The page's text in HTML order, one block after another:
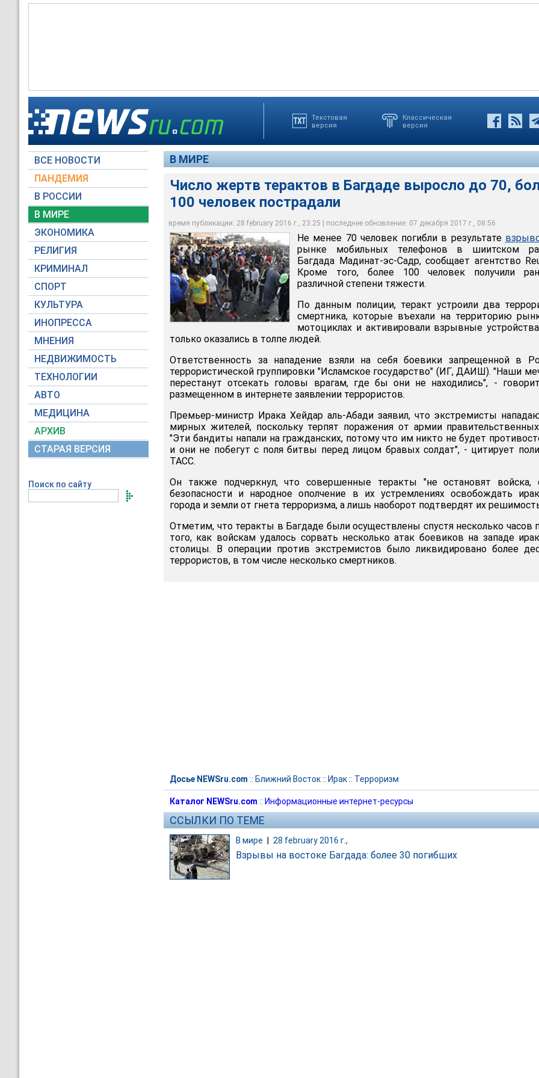
Текстовая
версия
Классическая
версия
ВСЕ НОВОСТИ
ПАНДЕМИЯ
В РОССИИ
В МИРЕ
ЭКОНОМИКА
РЕЛИГИЯ
КРИМИНАЛ
СПОРТ
КУЛЬТУРА
ИНОПРЕССА
МНЕНИЯ
НЕДВИЖИМОСТЬ
ТЕХНОЛОГИИ
АВТО
МЕДИЦИНА
АРХИВ
СТАРАЯ ВЕРСИЯ
Поиск по сайту
В МИРЕ
Число жертв терактов в Багдаде выросло до 70,
100 человек пострадали
время публикации: 28 february 2016 г., 23:25 | последнее обновление: 07 декабря 2017 г., 08:56
Число жертв терактов в Багдаде выросло до 70, более 100 человек пострадали
Reuters
Не менее 70 человек погибли в результате
рынке мобильных телефонов в шиитском
Багдада Мадинат-эс-Садр, сообщает агентство
Кроме того, более 100 человек получили
различной степени тяжести.
По данным полиции, теракт устроили два
смертника, которые въехали на территорию
мотоциклах и активировали взрывные
только оказались в толпе людей.
Ответственность за нападение взяли на себя боевики запрещенной в
террористической группировки "Исламское государство" (ИГ, ДАИШ). "Наши
перестанут отсекать головы врагам, где бы они не находились", -
размещенном в интернете заявлении террористов.
Премьер-министр Ирака Хейдар аль-Абади заявил, что экстремисты
мирных жителей, поскольку терпят поражения от армии
"Эти бандиты напали на гражданских, потому что им никто не будет
и они не побегут с поля битвы перед лицом бравых солдат", - цитирует
ТАСС.
Он также подчеркнул, что совершенные теракты "не остановят войска,
безопасности и народное ополчение в их устремлениях освобождать
города и земли от гнета терроризма, а лишь наоборот подтвердят их
Отметим, что теракты в Багдаде были осуществлены спустя несколько часов
того, как войскам удалось сорвать несколько атак боевиков на западе
столицы. В операции против экстремистов было ликвидировано более
террористов, в том числе несколько смертников.
Досье NEWSru.com :: Ближний Восток:: Ирак:: Терроризм
Каталог NEWSru.com :: Информационные интернет-ресурсы
ССЫЛКИ ПО ТЕМЕ
В мире 28 february 2016 г.,
Взрывы на востоке Багдада: более 30 погибших